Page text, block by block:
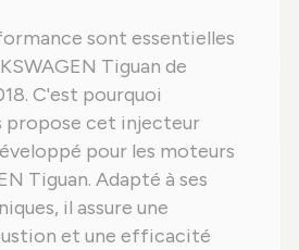
sont essentielles
Tiguan de
C'est pourquoi
propose cet injecteur
pour les moteurs
Tiguan. Adapté à ses
il assure une
et une efficacité